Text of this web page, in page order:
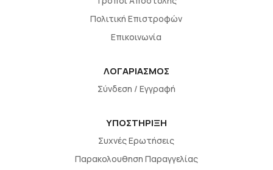
Πολιτική Επιστροφών
Επικοινωνία
ΛΟΓΑΡΙΑΣΜΟΣ
Σύνδεση / Εγγραφή
ΥΠΟΣΤΗΡΙΞΗ
Συχνές Ερωτήσεις
Παρακολουθηση Παραγγελίας